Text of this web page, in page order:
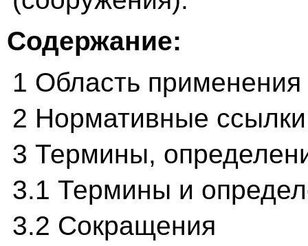
Содержание:
1 Область применения
2 Нормативные ссылки
3 Термины,
3.1 Термины и
3.2 Сокращения